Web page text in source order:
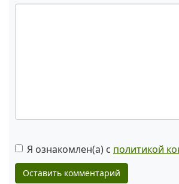
Я ознакомлен(а) с политикой
Оставить комментарий